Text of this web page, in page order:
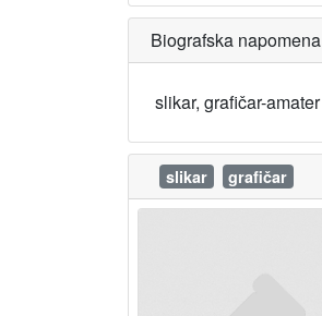
Biografska napomena
slikar, grafičar-amater
slikar grafičar